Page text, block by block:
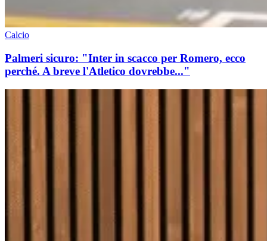
Calcio
Palmeri sicuro: "Inter in scacco per Romero, ecco
perché. A breve l'Atletico dovrebbe..."